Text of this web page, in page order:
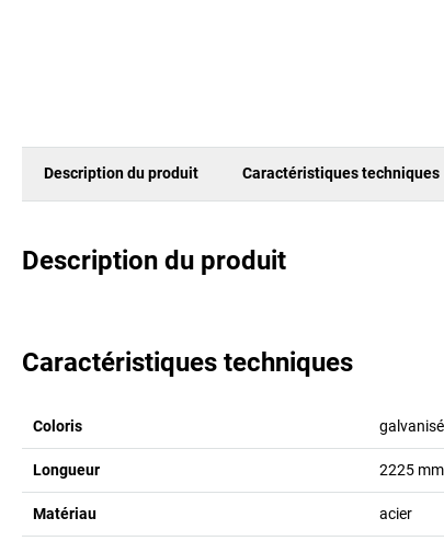
Description du produit Caractéristiques techniques
Description du produit
Caractéristiques techniques
Coloris galvanisé
Longueur 2225 mm
Matériau acier